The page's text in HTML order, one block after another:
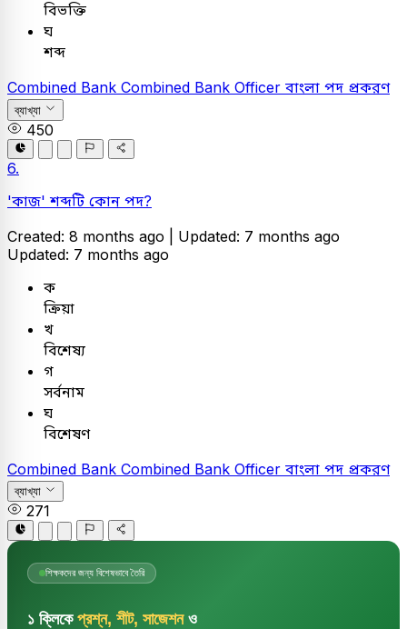
বিভক্তি
ঘ
শব্দ
Combined Bank Combined Bank Officer বাংলা পদ প্রকরণ
ব্যাখ্যা
450
6.
'কাজ' শব্দটি কোন পদ?
Created: 8 months ago | Updated: 7 months ago
Updated: 7 months ago
ক
ক্রিয়া
খ
বিশেষ্য
গ
সর্বনাম
ঘ
বিশেষণ
Combined Bank Combined Bank Officer বাংলা পদ প্রকরণ
ব্যাখ্যা
271
শিক্ষকদের জন্য বিশেষভাবে তৈরি
১ ক্লিকে প্রশ্ন, শীট, সাজেশনও